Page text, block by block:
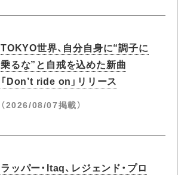
TOKYO世界、自分自身に“調子に
乗るな”と自戒を込めた新曲
「Don’t ride on」リリース
（2026/08/07掲載）
ラッパー・Itaq、レジェンド・プロ